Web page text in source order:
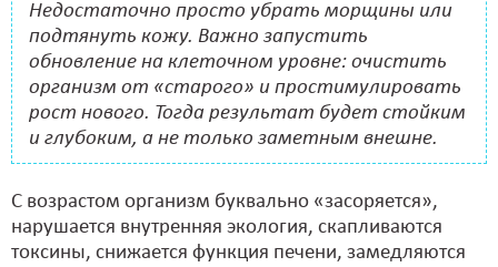
Недостаточно просто убрать морщины или
подтянуть кожу. Важно запустить
обновление на клеточном уровне: очистить
организм от «старого» и простимулировать
рост нового. Тогда результат будет стойким
и глубоким, а не только заметным внешне.
С возрастом организм буквально «засоряется»,
нарушается внутренняя экология, скапливаются
токсины, снижается функция печени, замедляются